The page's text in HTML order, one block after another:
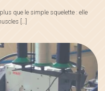
que le simple squelette : elle